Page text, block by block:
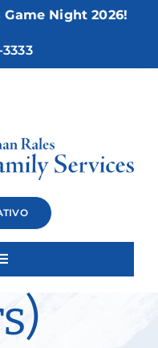
Night 2026!
3333